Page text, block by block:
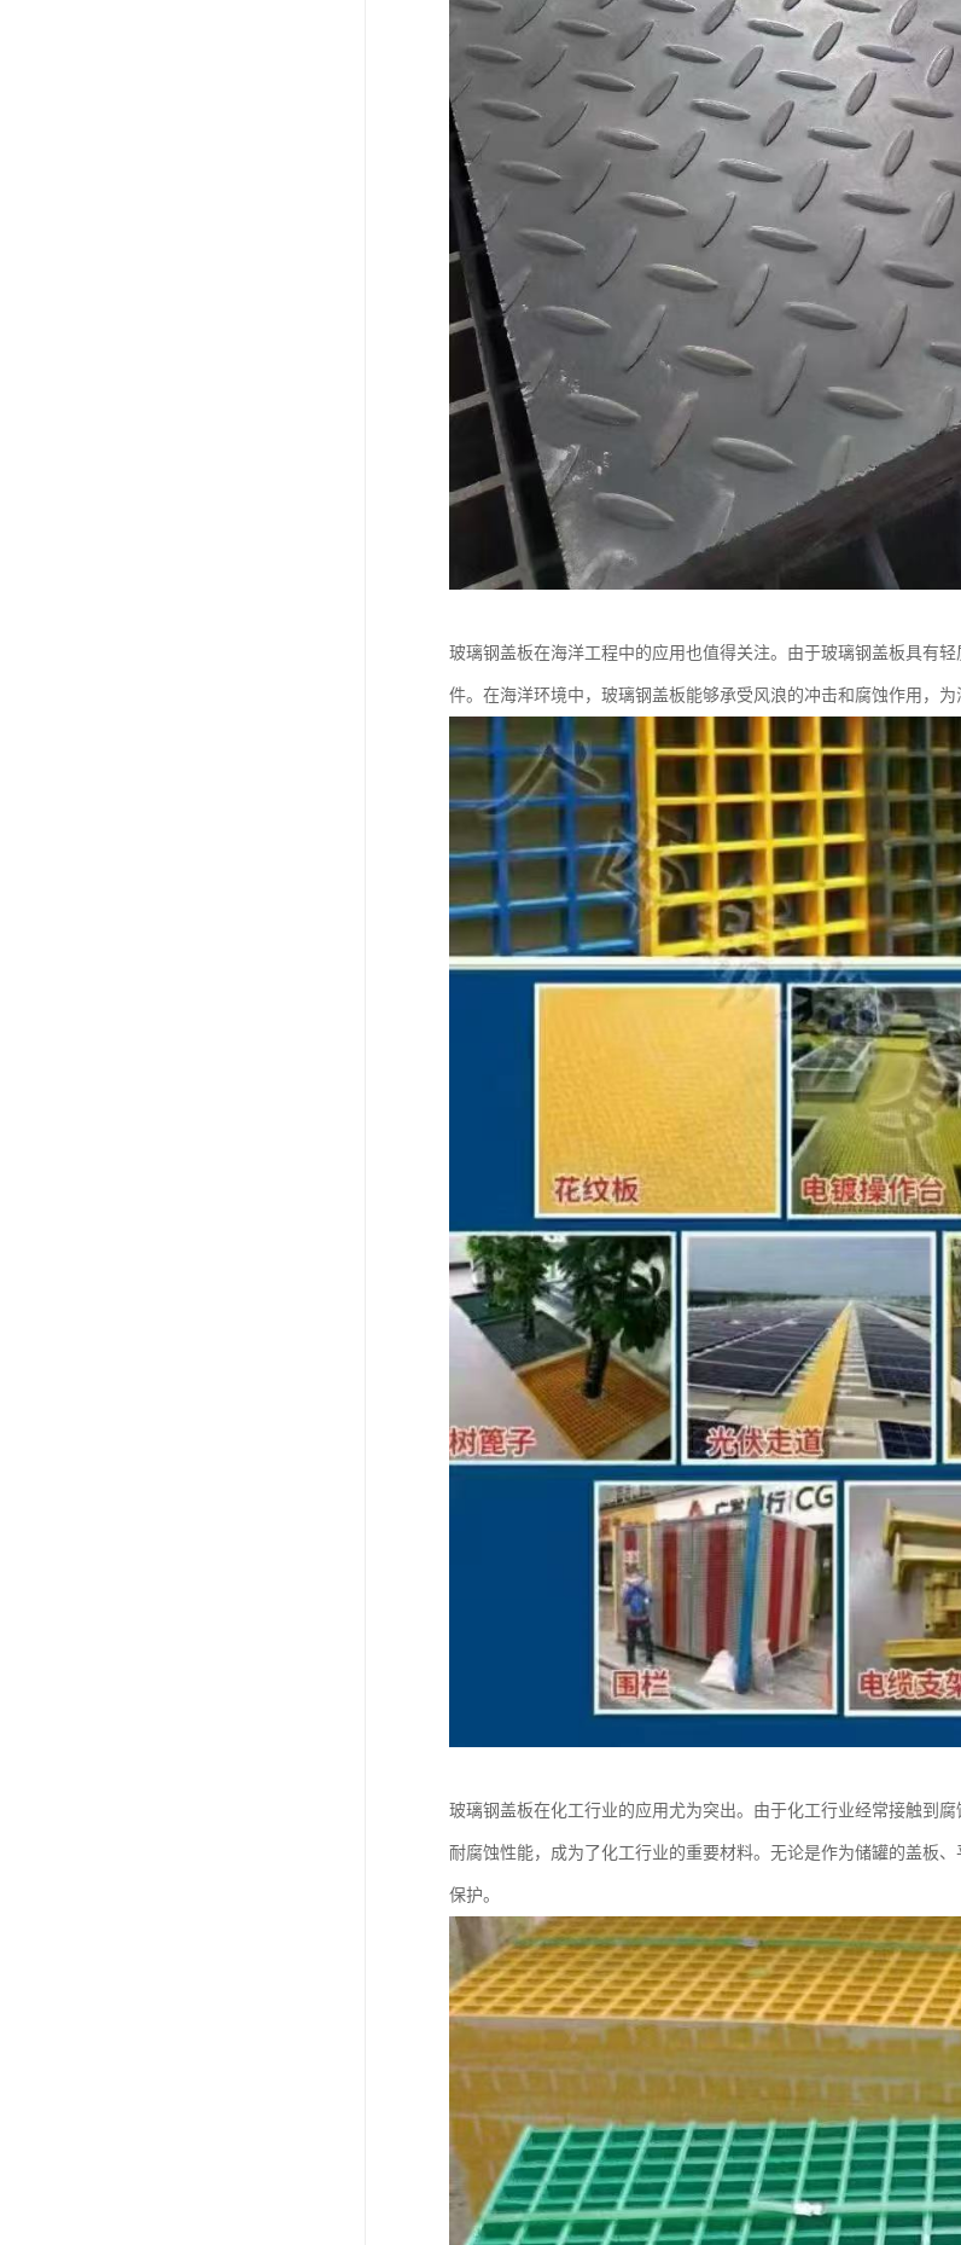
玻璃钢盖板在海洋工程中的应用也值得关注。由于玻璃钢盖板具有
件。在海洋环境中，玻璃钢盖板能够承受风浪的冲击和腐蚀作用，为
玻璃钢盖板在化工行业的应用尤为突出。由于化工行业经常接触到
耐腐蚀性能，成为了化工行业的重要材料。无论是作为储罐的盖板
保护。